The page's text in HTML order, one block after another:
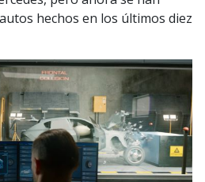
hechos en los últimos diez